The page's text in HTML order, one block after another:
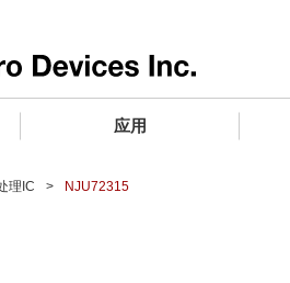
应用
理IC NJU72315